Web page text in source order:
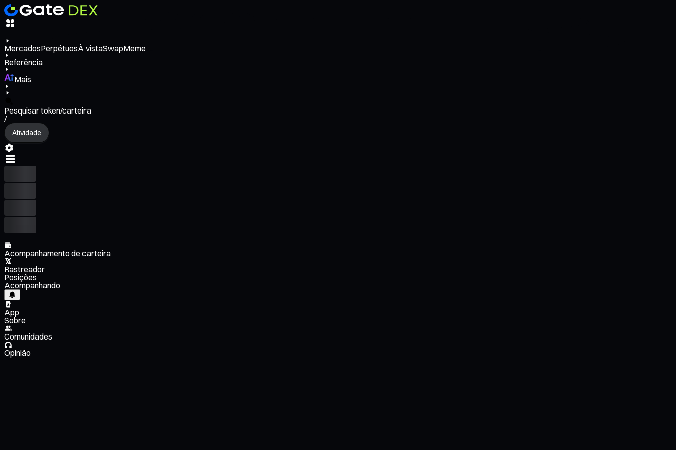
MercadosPerpétuosÀ vistaSwapMeme
Referência
Mais
Pesquisar token/carteira
/
Atividade
Acompanhamento de carteira
Rastreador
Posições
Acompanhando
App
Sobre
Comunidades
Opinião